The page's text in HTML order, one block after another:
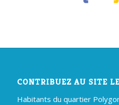
CONTRIBUEZ AU SITE
Habitants du quartier